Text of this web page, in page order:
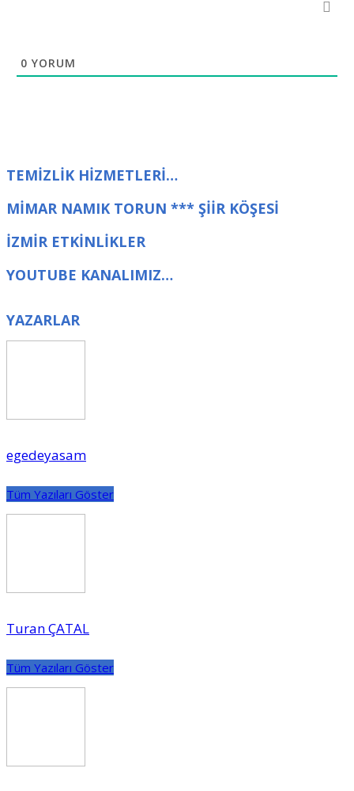
0 YORUM
TEMİZLİK HİZMETLERİ…
MİMAR NAMIK TORUN *** ŞİİR KÖŞESİ
İZMİR ETKİNLİKLER
YOUTUBE KANALIMIZ…
YAZARLAR
egedeyasam
Tüm Yazıları Göster
Turan ÇATAL
Tüm Yazıları Göster